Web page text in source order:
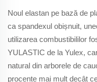
Noul elastan pe bază de
ca spandexul obișnuit,
utilizarea combustibililor
YULASTIC de la Yulex,
natural din arborele de
procente mai mult decât